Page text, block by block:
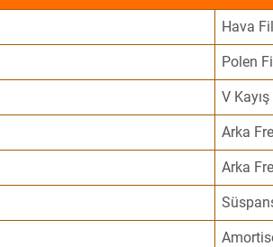
Hava
Polen
V
Arka
Arka